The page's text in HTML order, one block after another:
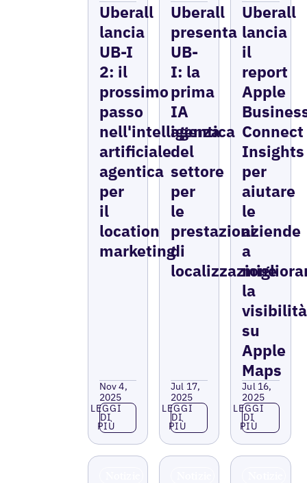
Uberall
lancia
UB-I
2: il
prossimo
passo
nell'intelligenza
artificiale
agentica
per
il
location
marketing
Nov 4,
2025
Leggi di più
LEGGI
DI
PIÙ
Uberall
presenta
UB-
I: la
prima
IA
agentica
del
settore
per
le
prestazioni
di
localizzazione
Jul 17,
2025
Leggi di più
LEGGI
DI
PIÙ
Uberall
lancia
il
report
Apple
Connect
Insights
per
aiutare
le
aziende
a
la
visibilità
su
Apple
Maps
Jul 16,
2025
Leggi di più
LEGGI
DI
PIÙ